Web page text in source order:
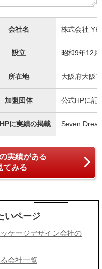
会社名 株式会社
設立 昭和9年12
所在地 大阪府大阪
加盟団体 公式HPに記
に実績の掲載 Seven
実績がある
てみる
いページ
ケージデザイン会社の
会社一覧